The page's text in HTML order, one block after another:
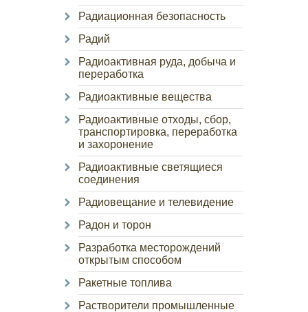
Радиационная безопасность
Радий
Радиоактивная руда, добыча и
переработка
Радиоактивные вещества
Радиоактивные отходы, сбор,
транспортировка, переработка
и захоронение
Радиоактивные светящиеся
соединения
Радиовещание и телевидение
Радон и торон
Разработка месторождений
открытым способом
Ракетные топлива
Растворители промышленные